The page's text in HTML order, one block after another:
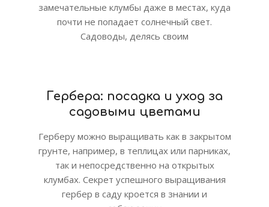
замечательные клумбы даже в местах, куда
почти не попадает солнечный свет.
Садоводы, делясь своим
Гербера: посадка и уход за
садовыми цветами
Герберу можно выращивать как в закрытом
грунте, например, в теплицах или парниках,
так и непосредственно на открытых
клумбах. Секрет успешного выращивания
гербер в саду кроется в знании и